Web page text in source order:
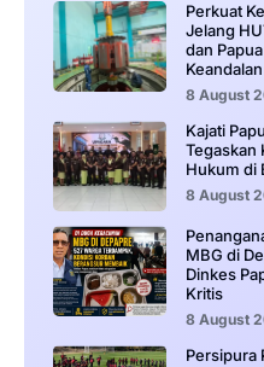
Perkuat
Jelang
dan
8 August
Kajati
Tegaskan
Hukum di
8 August
MBG di
Dinkes
Kritis
8 August
Persipura